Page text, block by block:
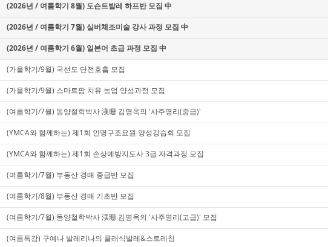
(2026년 / 여름학기 8월) 도슨트발레 하프반 모집 中
(2026년 / 여름학기 7월) 실버체조미술 강사 과정 모집 中
(2026년 / 여름학기 6월) 일본어 초급 과정 모집 中
(가을학기/9월) 국선도 단전호흡 모집
(가을학기/9월) 스마트팜 치유 농업 양성과정 모집
(여름학기/7월) 동양철학박사 渼珊 김명옥의 '사주명리(중급)'
(YMCA와 함께하는) 제1회 인명구조요원 양성강습회 모집
(YMCA와 함께하는) 제1회 손상예방지도사 3급 자격과정 모집
(여름학기/7월) 부동산 경매 중급반 모집
(여름학기/8월) 부동산 경매 기초반 모집
(여름학기/7월) 동양철학박사 渼珊 김명옥의 '사주명리(고급)' 모집
(여름특강) 구예나 발레리나의 클래식발레&스트레칭